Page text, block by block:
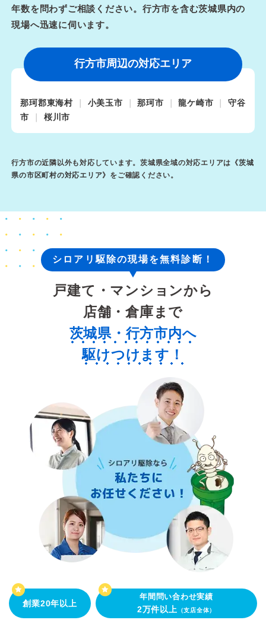
年数を問わずご相談ください。行方市を含む茨城県内の
現場へ迅速に伺います。
行方市周辺の対応エリア
那珂郡東海村 小美玉市 那珂市 龍ケ崎市
守谷
市
桜川市
行方市の近隣以外も対応しています。茨城県全域の対応エリアは《茨城
県の市区町村の対応エリア》をご確認ください。
シロアリ駆除の現場を無料診断！
戸建て・マンションから
店舗・倉庫まで
茨城県・行方市内へ
駆けつけます！
創業20年以上
年間問い合わせ実績
2万件以上 （支店全体）